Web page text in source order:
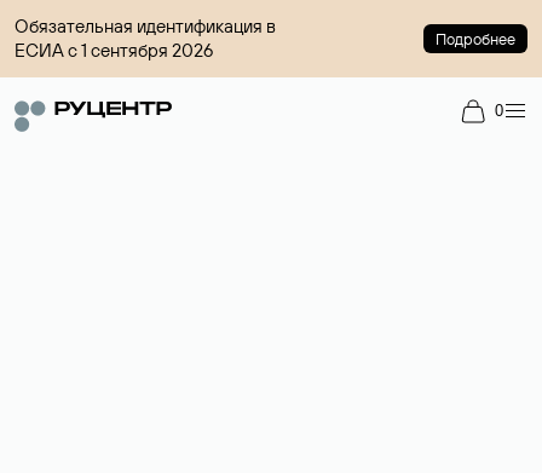
Обязательная идентификация в
ЕСИА с 1 сентября 2026
Подробнее
0